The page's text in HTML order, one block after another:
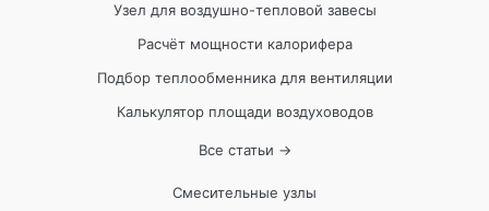
Узел для воздушно-тепловой завесы
Расчёт мощности калорифера
Подбор теплообменника для вентиляции
Калькулятор площади воздуховодов
Все статьи →
Смесительные узлы